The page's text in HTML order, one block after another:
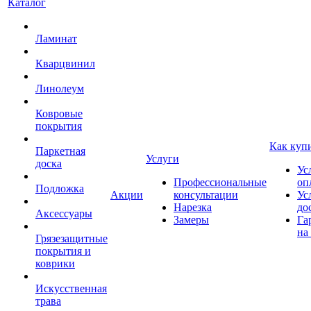
Каталог
Ламинат
Кварцвинил
Линолеум
Ковровые
покрытия
Паркетная
доска
Подложка
Аксессуары
Грязезащитные
покрытия и
коврики
Искусственная
трава
Акции
Услуги
Профессиональные
консультации
Нарезка
Замеры
Как
на